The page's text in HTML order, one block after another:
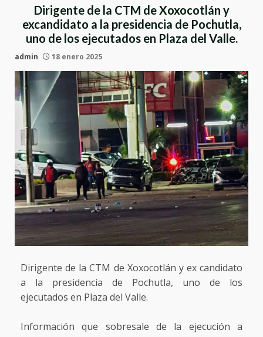
Dirigente de la CTM de Xoxocotlán y
excandidato a la presidencia de Pochutla,
uno de los ejecutados en Plaza del Valle.
admin 18 enero 2025
Dirigente de la CTM de Xoxocotlán y ex candidato
a la presidencia de Pochutla, uno de los
ejecutados en Plaza del Valle.
Información que sobresale de la ejecución a